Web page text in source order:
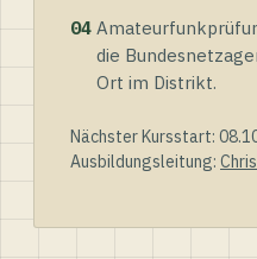
04
die
Ort im Distrikt.
Nächster Kursstart:
Ausbildungsleitung: